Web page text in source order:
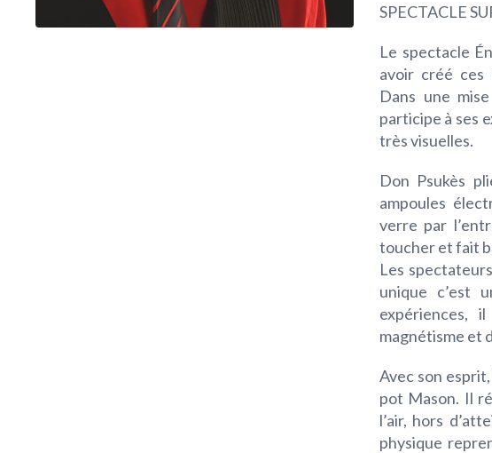
SPECTACLE
Le spectacle
avoir créé ces
Dans une
participe à ses
très visuelles.
Don Psukès
ampoules
verre par
toucher et fait
Les
unique c’est
expériences,
magnétisme et
Avec son
pot Mason. Il
l’air, hors
physique